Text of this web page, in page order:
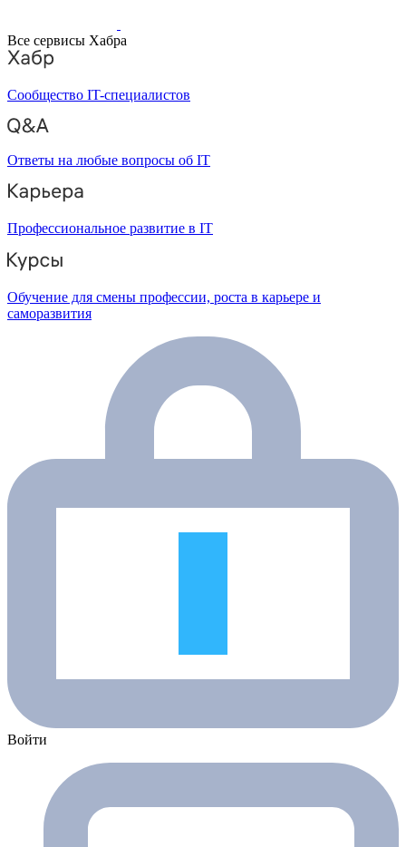
Все сервисы Хабра
Сообщество IT-специалистов
Ответы на любые вопросы об IT
Профессиональное развитие в IT
Обучение для смены профессии, роста в карьере и
саморазвития
Войти